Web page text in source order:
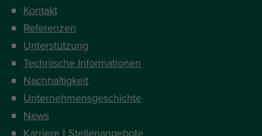
Kontakt
Referenzen
Unterstützung
Technische Informationen
Nachhaltigkeit
Unternehmensgeschichte
News
Karriere | Stellenangebote